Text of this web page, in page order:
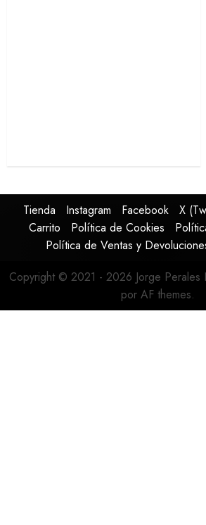
Tienda Instagram Facebook X
Carrito
Política de Cookies
Política de Ventas y
Copyright © 2021 - 2026 Jorge Perales
por AF themes.